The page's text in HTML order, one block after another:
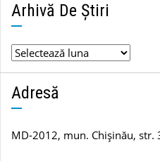
Arhivă De Știri
Arhivă
de
știri
Adresă
MD-2012, mun. Chișinău, str.